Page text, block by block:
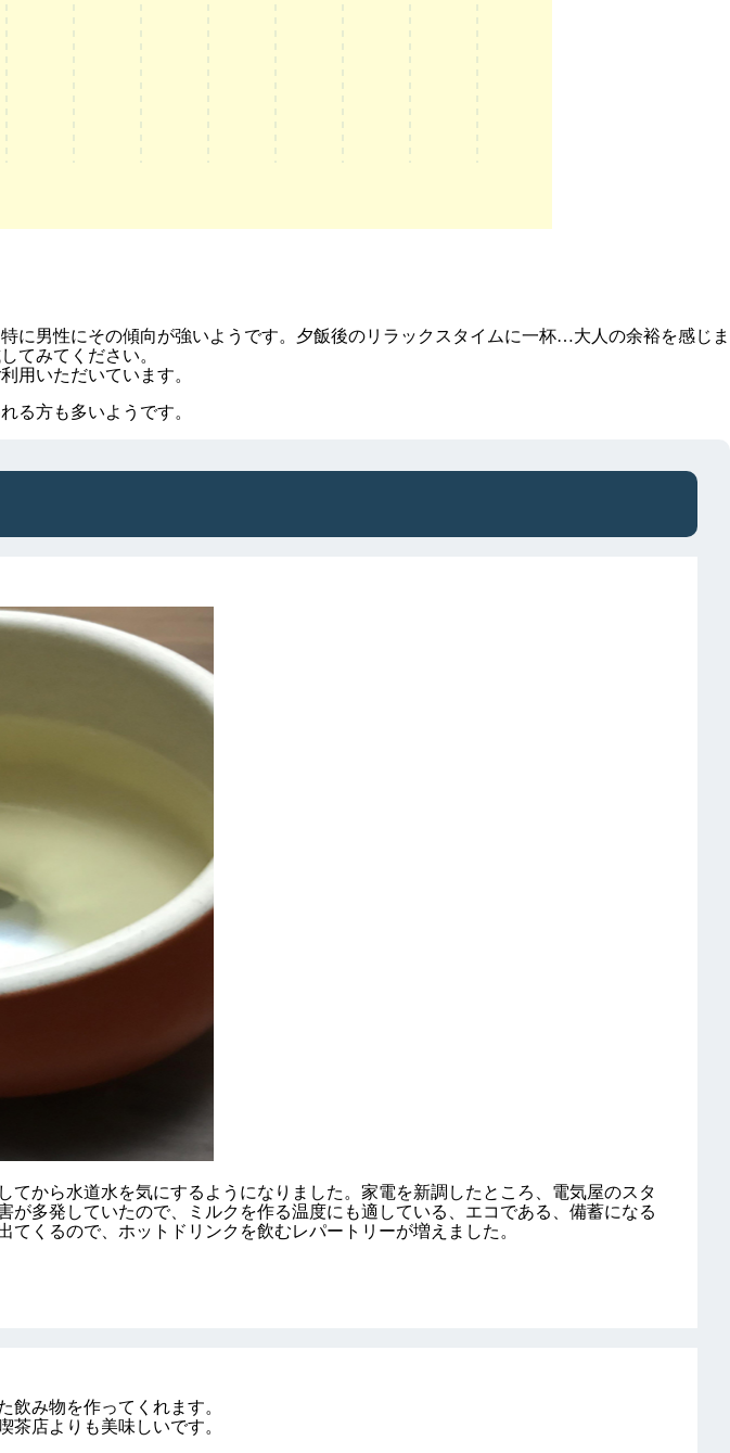
に男性にその傾向が強いようです。夕飯後のリラックスタイムに一杯…大人の余裕を感じま
てみてください。
用いただいています。
る方も多いようです。
から水道水を気にするようになりました。家電を新調したところ、電気屋のスタ
多発していたので、ミルクを作る温度にも適している、エコである、備蓄になる
くるので、ホットドリンクを飲むレパートリーが増えました。
飲み物を作ってくれます。
店よりも美味しいです。